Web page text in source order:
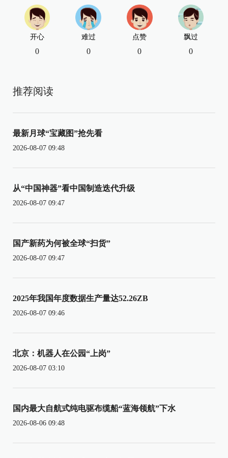
开心
0
难过
0
点赞
0
飘过
0
推荐阅读
最新月球“宝藏图”抢先看
2026-08-07 09:48
从“中国神器”看中国制造迭代升级
2026-08-07 09:47
国产新药为何被全球“扫货”
2026-08-07 09:47
2025年我国年度数据生产量达52.26ZB
2026-08-07 09:46
北京：机器人在公园“上岗”
2026-08-07 03:10
国内最大自航式纯电驱布缆船“蓝海领航”下水
2026-08-06 09:48